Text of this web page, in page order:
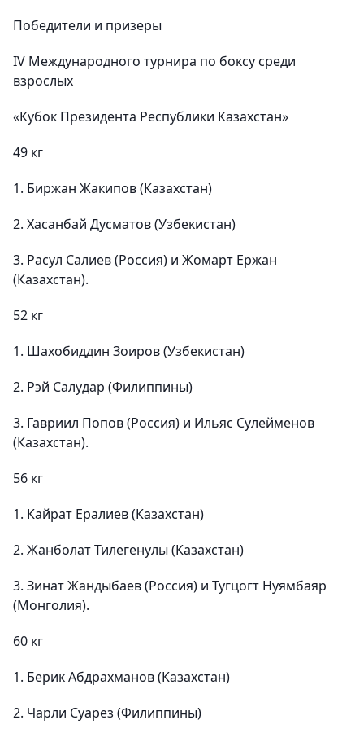
Победители и призеры
IV Международного турнира по боксу среди
взрослых
«Кубок Президента Республики Казахстан»
49 кг
1. Биржан Жакипов (Казахстан)
2. Хасанбай Дусматов (Узбекистан)
3. Расул Салиев (Россия) и Жомарт Ержан
(Казахстан).
52 кг
1. Шахобиддин Зоиров (Узбекистан)
2. Рэй Салудар (Филиппины)
3. Гавриил Попов (Россия) и Ильяс Сулейменов
(Казахстан).
56 кг
1. Кайрат Ералиев (Казахстан)
2. Жанболат Тилегенулы (Казахстан)
3. Зинат Жандыбаев (Россия) и Тугцогт Нуямбаяр
(Монголия).
60 кг
1. Берик Абдрахманов (Казахстан)
2. Чарли Суарез (Филиппины)